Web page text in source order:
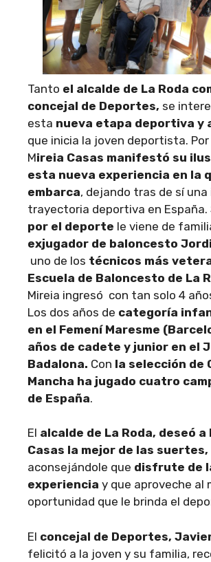
Tanto el alcalde de La Roda
concejal de Deportes, se
esta nueva etapa deportiva y
que inicia la joven deportista.
Mireia Casas manifestó su
esta nueva experiencia en la
embarca, dejando tras de sí
trayectoria deportiva en España.
por el deporte le viene de
exjugador de baloncesto
uno de los técnicos más
Escuela de Baloncesto de La
Mireia ingresó con tan solo 4
Los dos años de categoría
en el Femení Maresme
años de cadete y junior en el
Badalona. Con la selección de
Mancha ha jugado cuatro
de España.
El alcalde de La Roda, deseó a
Casas la mejor de las suertes,
aconsejándole que disfrute de
experiencia y que aproveche al
oportunidad que le brinda el
El concejal de Deportes,
felicitó a la joven y su familia,